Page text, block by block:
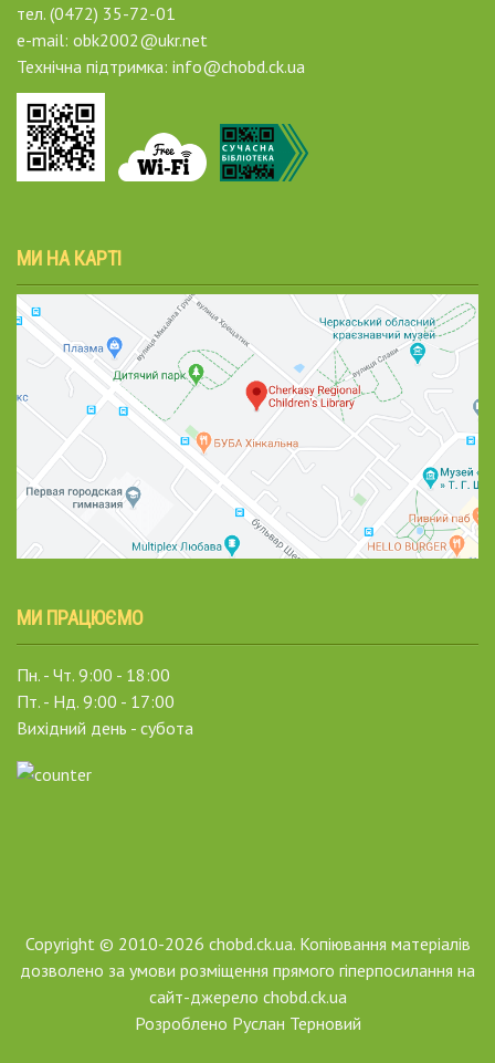
тел. (0472) 35-72-01
e-mail: obk2002@ukr.net
Технічна підтримка: info@chobd.ck.ua
МИ НА КАРТІ
МИ ПРАЦЮЄМО
Пн. - Чт. 9:00 - 18:00
Пт. - Нд. 9:00 - 17:00
Вихідний день - субота
Copyright © 2010-2026 chobd.ck.ua. Копіювання матеріалів
дозволено за умови розміщення прямого гіперпосилання на
сайт-джерело chobd.ck.ua
Розроблено Руслан Терновий